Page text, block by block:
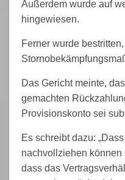
Außerdem wurde auf
hingewiesen.
Ferner wurde
Das Gericht meinte,
gemachten
Provisionskonto sei
Es schreibt dazu:
nachvollziehen können
dass das